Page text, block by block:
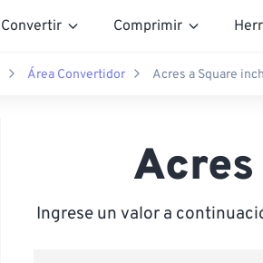
Convertir Comprimir
Área Convertidor Acres a Square
Ingrese un valor a